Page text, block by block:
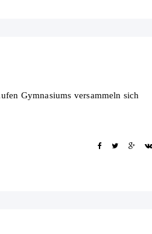
Gymnasiums versammeln sich